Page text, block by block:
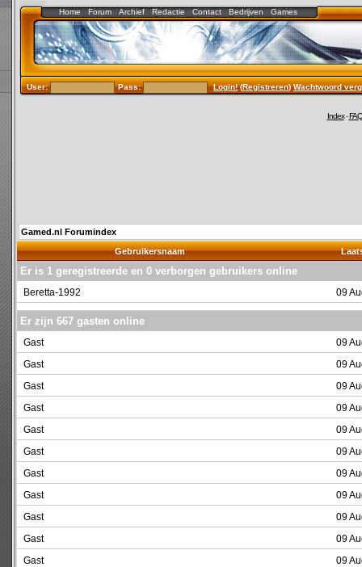
Home Forum Archief Redactie Contact Bedrijven Games
User: Pass: Login!(Registreren)Wachtwoord
Index-FAQ
Gamed.nl Forumindex
Gebruikersnaam
Er is 1 geregistreerde en 0 verborgen gebruikers online
Beretta-1992 09
Er zijn 667 gasten online
Gast
09
Gast
09
Gast
09
Gast
09
Gast
09
Gast
09
Gast
09
Gast
09
Gast
09
Gast
09
Gast
09